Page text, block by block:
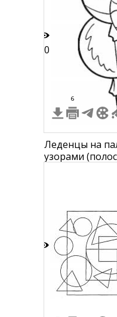
10
6
Леденцы на
узорами